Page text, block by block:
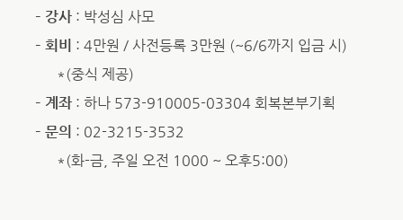
– 강사: 박성심 사모
– 회비 : 4만원 / 사전등록 3만원 (~6/6까지 입금 시)
*(중식 제공)
– 계좌: 하나 573-910005-03304 회복본부기획
– 문의 : 02-3215-3532
*(화-금, 주일 오전 1000 ~ 오후5:00)